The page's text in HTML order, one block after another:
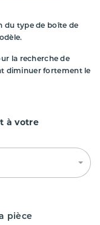
du type de boîte de
la recherche de
diminuer fortement le
à votre
pièce